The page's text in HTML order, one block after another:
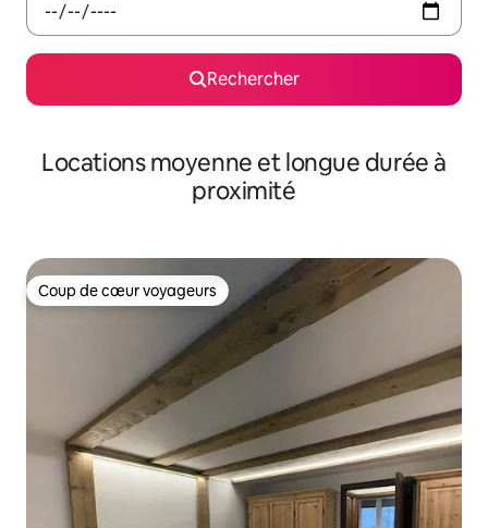
Rechercher
Locations moyenne et longue durée à
proximité
Coup de cœur voyageurs
Coup de cœur voyageurs